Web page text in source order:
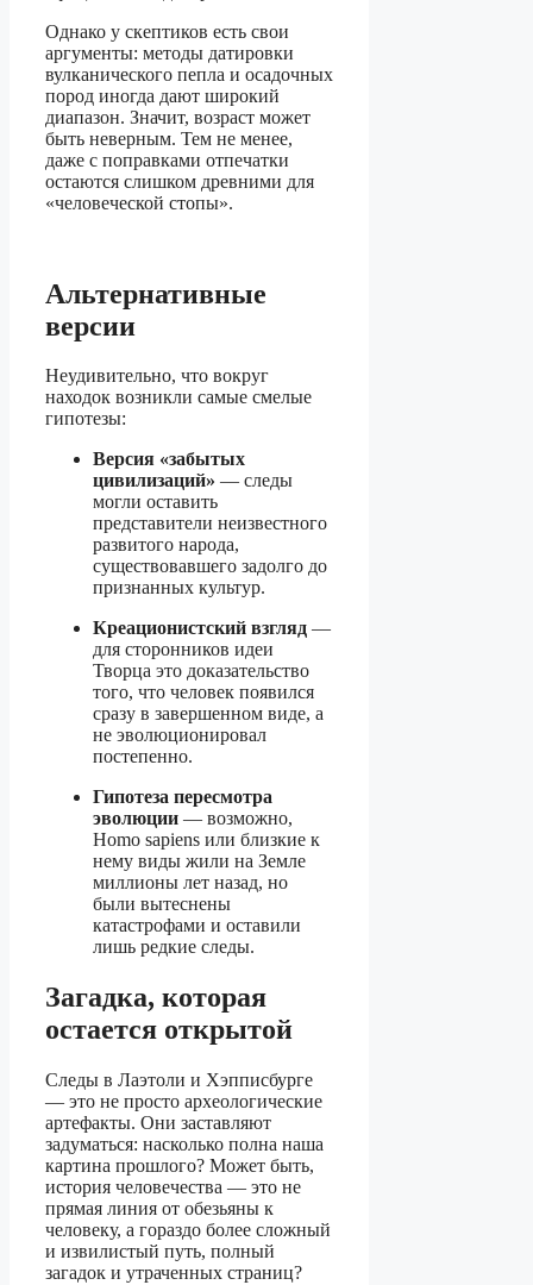
Однако у скептиков есть свои
аргументы: методы датировки
вулканического пепла и осадочных
пород иногда дают широкий
диапазон. Значит, возраст может
быть неверным. Тем не менее,
даже с поправками отпечатки
остаются слишком древними для
«человеческой стопы».
Альтернативные
версии
Неудивительно, что вокруг
находок возникли самые смелые
гипотезы:
Версия «забытых
цивилизаций» — следы
могли оставить
представители неизвестного
развитого народа,
существовавшего задолго до
признанных культур.
Креационистский взгляд —
для сторонников идеи
Творца это доказательство
того, что человек появился
сразу в завершенном виде, а
не эволюционировал
постепенно.
Гипотеза пересмотра
эволюции — возможно,
Homo sapiens или близкие к
нему виды жили на Земле
миллионы лет назад, но
были вытеснены
катастрофами и оставили
лишь редкие следы.
Загадка, которая
остается открытой
Следы в Лаэтоли и Хэпписбурге
— это не просто археологические
артефакты. Они заставляют
задуматься: насколько полна наша
картина прошлого? Может быть,
история человечества — это не
прямая линия от обезьяны к
человеку, а гораздо более сложный
и извилистый путь, полный
загадок и утраченных страниц?